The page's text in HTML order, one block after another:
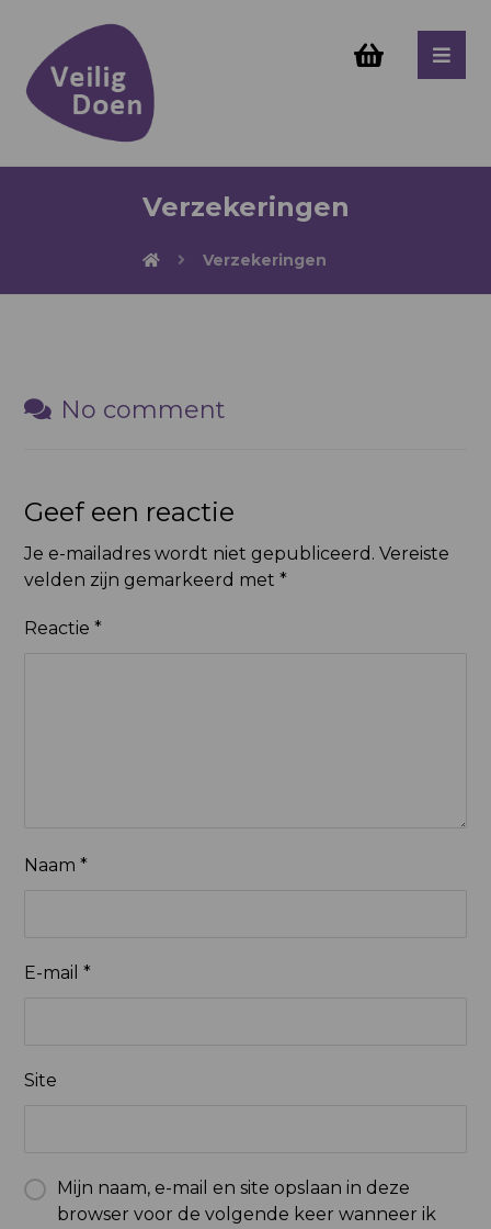
Verzekeringen
Verzekeringen
No comment
Geef een reactie
Je e-mailadres wordt niet gepubliceerd. Vereiste
velden zijn gemarkeerd met*
Reactie*
Naam*
E-mail*
Site
Mijn naam, e-mail en site opslaan in deze
browser voor de volgende keer wanneer ik